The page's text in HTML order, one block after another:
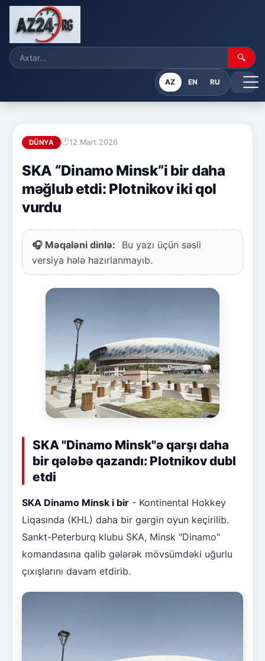
🔍
AZ EN RU
DÜNYA 12.Mart.2026
SKA “Dinamo Minsk”i bir daha
məğlub etdi: Plotnikov iki qol
vurdu
🎧 Məqaləni dinlə:
Bu yazı üçün səsli
versiya hələ hazırlanmayıb.
SKA "Dinamo Minsk"ə qarşı daha
bir qələbə qazandı: Plotnikov dubl
etdi
SKA Dinamo Minsk i bir - Kontinental Hokkey
Liqasında (KHL) daha bir gərgin oyun keçirilib.
Sankt-Peterburq klubu SKA, Minsk "Dinamo"
komandasına qalib gələrək mövsümdəki uğurlu
çıxışlarını davam etdirib.